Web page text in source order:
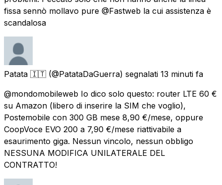
fissa sennò mollavo pure @Fastweb la cui assistenza è
scandalosa
Patata 🇮🇹 (@PatataDaGuerra) segnalati 13 minuti fa
@mondomobileweb Io dico solo questo: router LTE 60 €
su Amazon (libero di inserire la SIM che voglio),
Postemobile con 300 GB mese 8,90 €/mese, oppure
CoopVoce EVO 200 a 7,90 €/mese riattivabile a
esaurimento giga. Nessun vincolo, nessun obbligo
NESSUNA MODIFICA UNILATERALE DEL
CONTRATTO!